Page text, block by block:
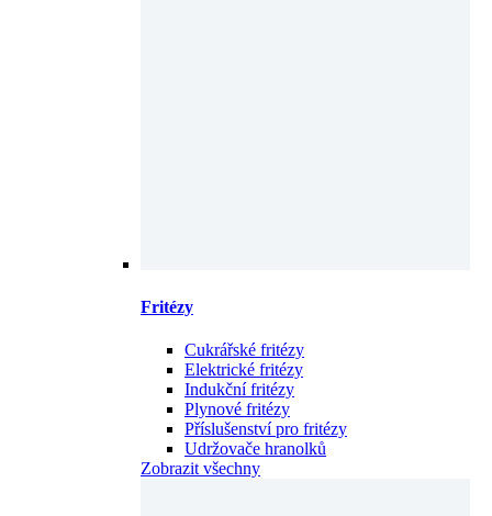
Fritézy
Cukrářské fritézy
Elektrické fritézy
Indukční fritézy
Plynové fritézy
Příslušenství pro fritézy
Udržovače hranolků
Zobrazit všechny